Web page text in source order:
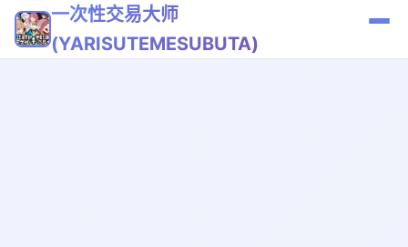
一次性交易大师
(YARISUTEMESUBUTA)